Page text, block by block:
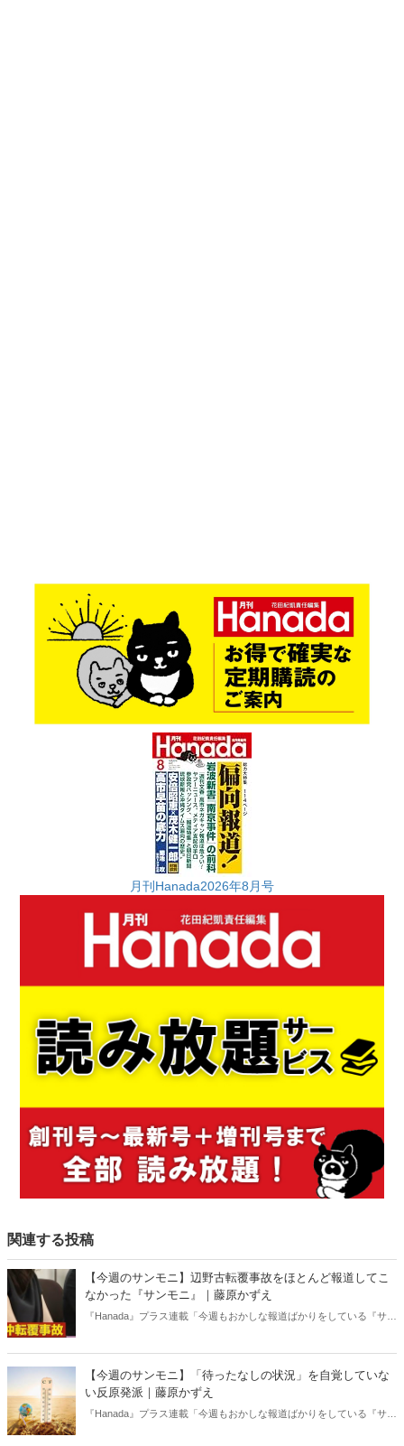
月刊Hanada2026年8月号
関連する投稿
【今週のサンモニ】辺野古転覆事故をほとんど報道してこ
なかった『サンモニ』｜藤原かずえ
『Hanada』プラス連載「今週もおかしな報道ばかりをしている『サン
【今週のサンモニ】「待ったなしの状況」を自覚していな
い反原発派｜藤原かずえ
『Hanada』プラス連載「今週もおかしな報道ばかりをしている『サン